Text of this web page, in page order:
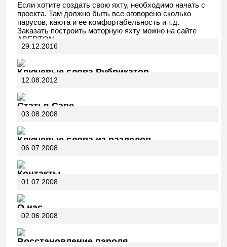
Если хотите создать свою яхту, необходимо начать с
проекта. Там должно быть все оговорено сколько
парусов, каюта и ее комфортабельность и т.д.
Заказать построить моторную яхту можно на сайте
ABERTON.
29.12.2016
Ключевые слова Рубрикатор
12.08.2012
Статья Сапе
03.08.2008
Ключевые слова из разделов
06.07.2008
Контакты
01.07.2008
О нас
02.06.2008
Восстановление пароля